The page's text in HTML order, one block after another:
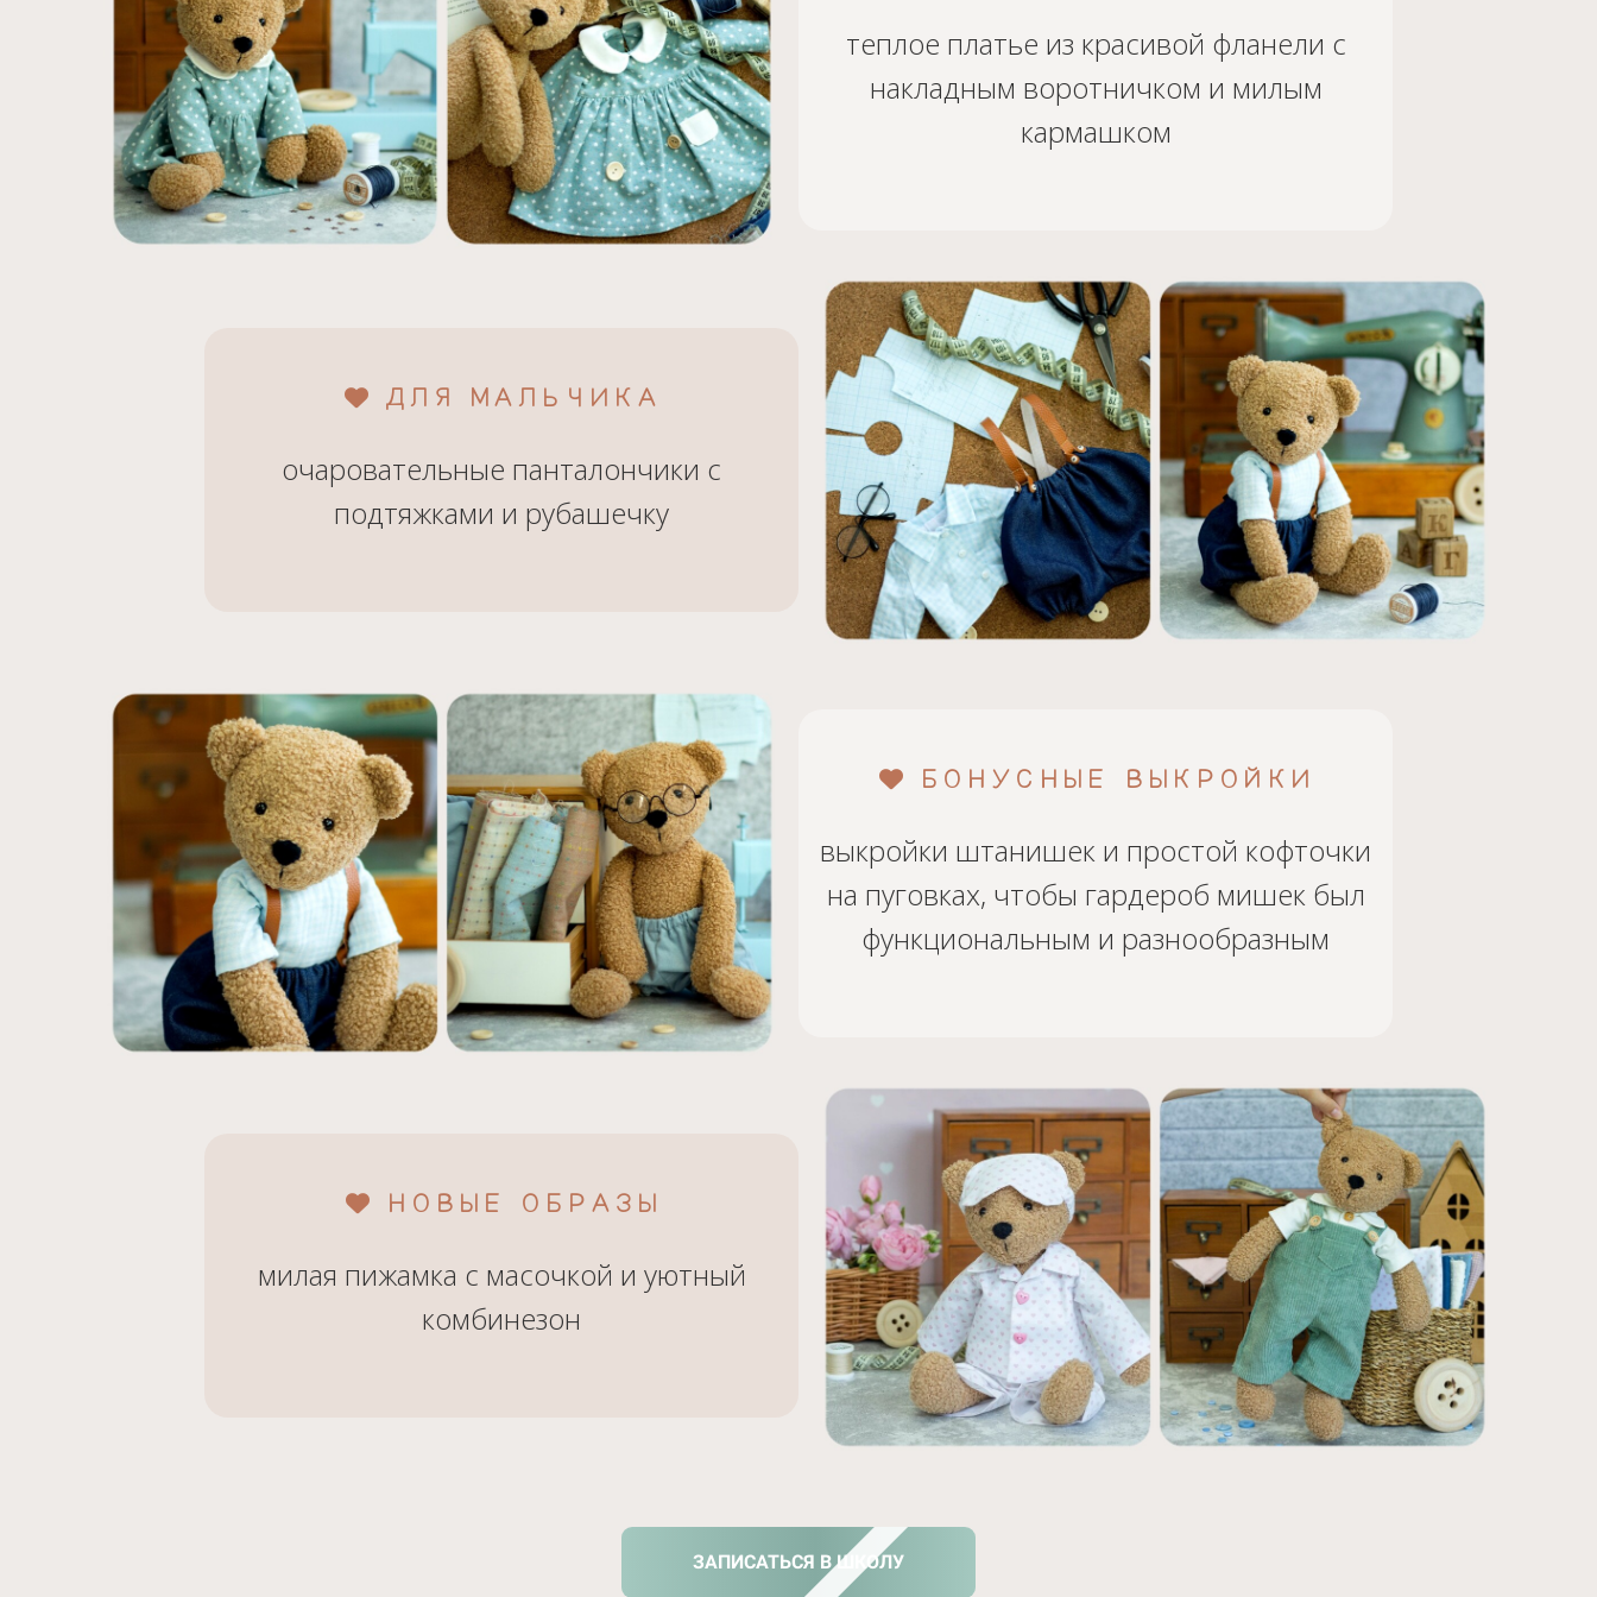
теплое платье из красивой фланели с
накладным воротничком и милым
кармашком
ДЛЯ МАЛЬЧИКА
очаровательные панталончики с
подтяжками и рубашечку
БОНУСНЫЕ ВЫКРОЙКИ
выкройки штанишек и простой кофточки
на пуговках, чтобы гардероб мишек был
функциональным и разнообразным
НОВЫЕ ОБРАЗЫ
милая пижамка с масочкой и уютный
комбинезон
ЗАПИСАТЬСЯ В ШКОЛУ